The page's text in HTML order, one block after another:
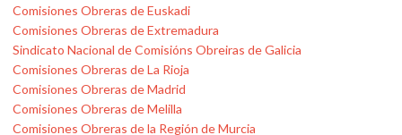
Comisiones Obreras de Euskadi
Comisiones Obreras de Extremadura
Sindicato Nacional de Comisións Obreiras de Galicia
Comisiones Obreras de La Rioja
Comisiones Obreras de Madrid
Comisiones Obreras de Melilla
Comisiones Obreras de la Región de Murcia